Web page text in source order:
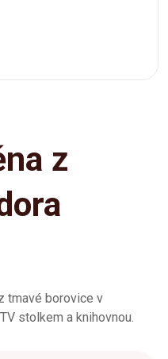
z
tmavé borovice v
stolkem a knihovnou.